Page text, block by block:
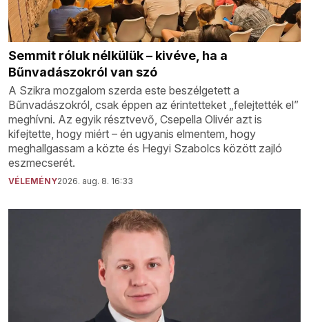
Semmit róluk nélkülük – kivéve, ha a
Bűnvadászokról van szó
A Szikra mozgalom szerda este beszélgetett a
Bűnvadászokról, csak éppen az érintetteket „felejtették el”
meghívni. Az egyik résztvevő, Csepella Olivér azt is
kifejtette, hogy miért – én ugyanis elmentem, hogy
meghallgassam a közte és Hegyi Szabolcs között zajló
eszmecserét.
VÉLEMÉNY2026. aug. 8. 16:33